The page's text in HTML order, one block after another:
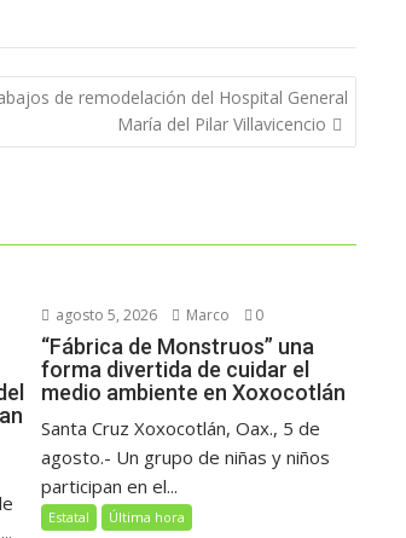
de remodelación del Hospital General
María del Pilar Villavicencio
agosto 5, 2026 Marco 0
“Fábrica de Monstruos” una
forma divertida de cuidar el
medio ambiente en Xoxocotlán
Santa Cruz Xoxocotlán, Oax., 5 de
agosto.- Un grupo de niñas y niños
participan en el...
Estatal Última hora